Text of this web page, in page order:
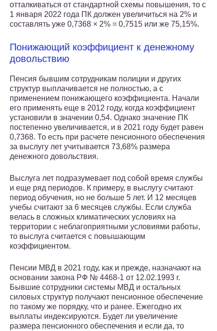
отталкиваться от стандартной схемы повышения, то с
1 января 2022 года ПК должен увеличиться на 2% и
составлять уже 0,7368 × 2% = 0,7515 или же 75,15%.
Понижающий коэффициент к денежному
довольствию
Пенсия бывшим сотрудникам полиции и других
структур выплачивается не полностью, а с
применением понижающего коэффициента. Начали
его применять еще в 2012 году, когда коэффициент
установили в значении 0,54. Однако значение ПК
постепенно увеличивается, и в 2021 году будет равен
0,7368. То есть при расчете пенсионного обеспечения
за выслугу лет учитывается 73,68% размера
денежного довольствия.
Выслуга лет подразумевает под собой время службы
и еще ряд периодов. К примеру, в выслугу считают
период обучения, но не больше 5 лет. И 12 месяцев
учебы считают за 6 месяцев службы. Если служба
велась в сложных климатических условиях на
территории с неблагоприятными условиями работы,
то выслуга считается с повышающим
коэффициентом.
Пенсии МВД в 2021 году, как и прежде, назначают на
основании закона РФ № 4468-1 от 12.02.1993 г.
Бывшие сотрудники системы МВД и остальных
силовых структур получают пенсионное обеспечение
по такому же порядку, что и ранее. Ежегодно их
выплаты индексируются. Будет ли увеличение
размера пенсионного обеспечения и если да, то